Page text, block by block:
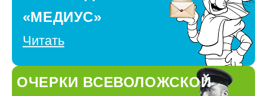
«МЕДИУС»
Читать
ОЧЕРКИ ВСЕВОЛОЖСКОЙ